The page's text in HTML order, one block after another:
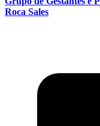
Roca Sales